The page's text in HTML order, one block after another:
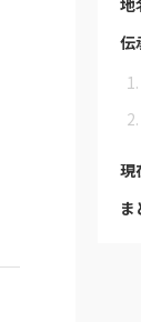
地
伝
現
ま